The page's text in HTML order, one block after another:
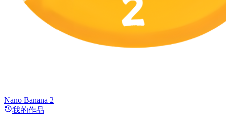
Nano Banana 2
我的作品